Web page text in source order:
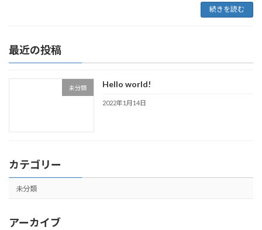
続きを読む
最近の投稿
未分類 Hello world!
2022年1月14日
カテゴリー
未分類
アーカイブ